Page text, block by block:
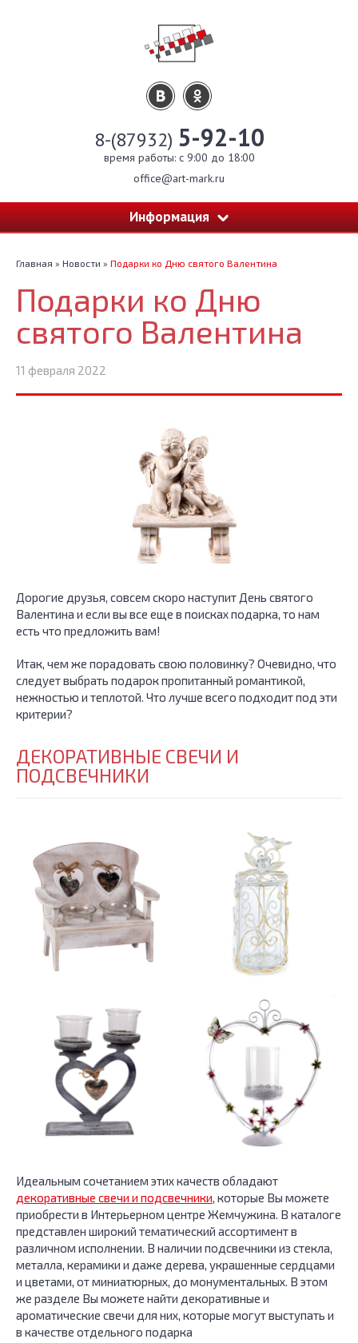
8-(87932) 5-92-10
время работы: c 9:00 до 18:00
office@art-mark.ru
Информация
Главная » Новости » Подарки ко Дню святого Валентина
Подарки ко Дню
святого Валентина
11 февраля 2022
Дорогие друзья, совсем скоро наступит День святого
Валентина и если вы все еще в поисках подарка, то нам
есть что предложить вам!
Итак, чем же порадовать свою половинку? Очевидно, что
следует выбрать подарок пропитанный романтикой,
нежностью и теплотой. Что лучше всего подходит под эти
критерии?
ДЕКОРАТИВНЫЕ СВЕЧИ И
ПОДСВЕЧНИКИ
Идеальным сочетанием этих качеств обладают
декоративные свечи и подсвечники, которые Вы можете
приобрести в Интерьерном центре Жемчужина. В каталоге
представлен широкий тематический ассортимент в
различном исполнении. В наличии подсвечники из стекла,
металла, керамики и даже дерева, украшенные сердцами
и цветами, от миниатюрных, до монументальных. В этом
же разделе Вы можете найти декоративные и
ароматические свечи для них, которые могут выступать и
в качестве отдельного подарка